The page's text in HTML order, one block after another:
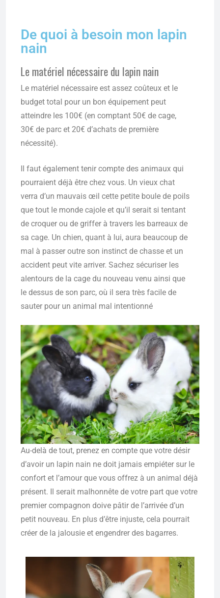
De quoi à besoin mon lapin
nain
Le matériel nécessaire du lapin nain
Le matériel nécessaire est assez coûteux et le
budget total pour un bon équipement peut
atteindre les 100€ (en comptant 50€ de cage,
30€ de parc et 20€ d’achats de première
nécessité).
Il faut également tenir compte des animaux qui
pourraient déjà être chez vous. Un vieux chat
verra d’un mauvais œil cette petite boule de poils
que tout le monde cajole et qu’il serait si tentant
de croquer ou de griffer à travers les barreaux de
sa cage. Un chien, quant à lui, aura beaucoup de
mal à passer outre son instinct de chasse et un
accident peut vite arriver. Sachez sécuriser les
alentours de la cage du nouveau venu ainsi que
le dessus de son parc, où il sera très facile de
sauter pour un animal mal intentionné
Au-delà de tout, prenez en compte que votre désir
d’avoir un lapin nain ne doit jamais empiéter sur le
confort et l’amour que vous offrez à un animal déjà
présent. Il serait malhonnête de votre part que votre
premier compagnon doive pâtir de l’arrivée d’un
petit nouveau. En plus d’être injuste, cela pourrait
créer de la jalousie et engendrer des bagarres.